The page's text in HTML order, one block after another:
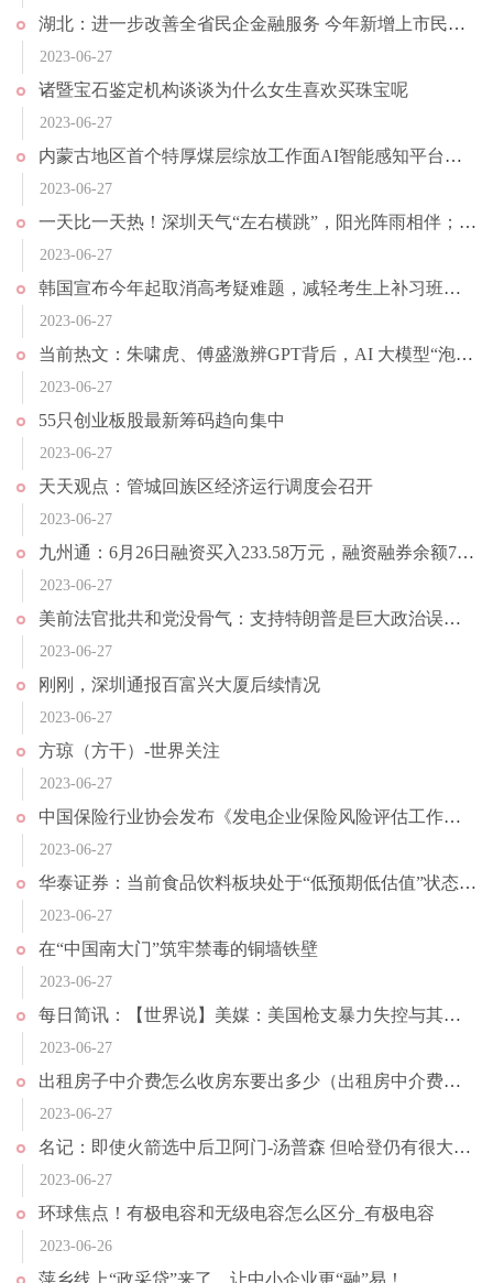
湖北：进一步改善全省民企金融服务 今年新增上市民企10家以上
2023-06-27
诸暨宝石鉴定机构谈谈为什么女生喜欢买珠宝呢
2023-06-27
内蒙古地区首个特厚煤层综放工作面AI智能感知平台上线运行 助力煤矿安全生产|天天快资讯
2023-06-27
一天比一天热！深圳天气“左右横跳”，阳光阵雨相伴；华北40℃高温再上线，局地气温或破极值 环球热消息
2023-06-27
韩国宣布今年起取消高考疑难题，减轻考生上补习班的负担，因政策发布距高考时间太近引发争议|消息
2023-06-27
当前热文：朱啸虎、傅盛激辨GPT背后，AI 大模型“泡沫”要破了？
2023-06-27
55只创业板股最新筹码趋向集中
2023-06-27
天天观点：管城回族区经济运行调度会召开
2023-06-27
九州通：6月26日融资买入233.58万元，融资融券余额7.79亿元
2023-06-27
美前法官批共和党没骨气：支持特朗普是巨大政治误判 等于自我毁灭 当前观察
2023-06-27
刚刚，深圳通报百富兴大厦后续情况
2023-06-27
方琼（方干）-世界关注
2023-06-27
中国保险行业协会发布《发电企业保险风险评估工作指引》；夜间消费成小微经济亮点，长沙夜间消费占全天消费额超6成｜投资者早报
2023-06-27
华泰证券：当前食品饮料板块处于“低预期低估值”状态_速看料
2023-06-27
在“中国南大门”筑牢禁毒的铜墙铁壁
2023-06-27
每日简讯：【世界说】美媒：美国枪支暴力失控与其政府对外战争政策息息相关
2023-06-27
出租房子中介费怎么收房东要出多少（出租房中介费收取标准是多少）
2023-06-27
名记：即使火箭选中后卫阿门-汤普森 但哈登仍有很大可能重返火箭_世界热点
2023-06-27
环球焦点！有极电容和无级电容怎么区分_有极电容
2023-06-26
萍乡线上“政采贷”来了，让中小企业更“融”易！